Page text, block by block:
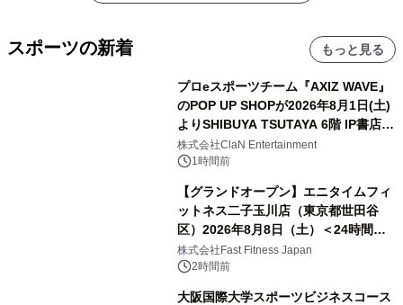
スポーツの新着 もっと見る
プロeスポーツチーム『AXIZ WAVE』
のPOP UP SHOPが2026年8月1日(土)
よりSHIBUYA TSUTAYA 6階 IP書店で
開催決定！！
株式会社ClaN Entertainment
1時間前
【グランドオープン】エニタイムフィ
ットネス二子玉川店（東京都世田谷
区）2026年8月8日（土）＜24時間年
中無休のフィットネスジム＞
株式会社Fast Fitness Japan
2時間前
大阪国際大学スポーツビジネスコース